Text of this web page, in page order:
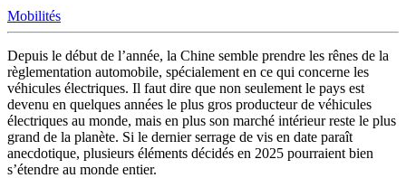
Mobilités
Depuis le début de l’année, la Chine semble prendre les rênes de la
règlementation automobile, spécialement en ce qui concerne les
véhicules électriques. Il faut dire que non seulement le pays est
devenu en quelques années le plus gros producteur de véhicules
électriques au monde, mais en plus son marché intérieur reste le plus
grand de la planète. Si le dernier serrage de vis en date paraît
anecdotique, plusieurs éléments décidés en 2025 pourraient bien
s’étendre au monde entier.